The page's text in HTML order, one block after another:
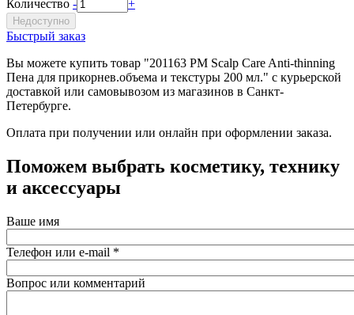
Количество - +
Недоступно
Быстрый заказ
Вы можете купить товар "201163 PM Scalp Care Anti-thinning
Пена для прикорнев.объема и текстуры 200 мл." с курьерской
доставкой или самовывозом из магазинов в Санкт-
Петербурге.
Оплата при получении или онлайн при оформлении заказа.
Поможем выбрать косметику, технику
и аксессуары
Ваше имя
Телефон или e-mail *
Вопрос или комментарий